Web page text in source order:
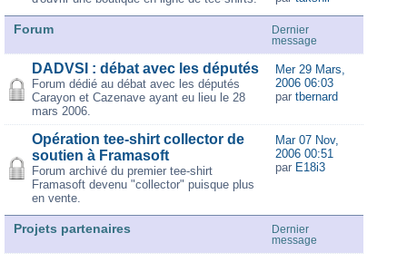
Forum
Dernier
message
DADVSI : débat avec les députés
Forum dédié au débat avec les députés
Carayon et Cazenave ayant eu lieu le 28
mars 2006.
Mer 29 Mars,
2006 06:03
par tbernard
Opération tee-shirt collector de
soutien à Framasoft
Forum archivé du premier tee-shirt
Framasoft devenu "collector" puisque plus
en vente.
Mar 07 Nov,
2006 00:51
par E18i3
Projets partenaires
Dernier
message